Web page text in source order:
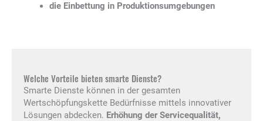
die Einbettung in Produktionsumgebungen
Welche Vorteile bieten smarte Dienste?
Smarte Dienste können in der gesamten
Wertschöpfungskette Bedürfnisse mittels innovativer
Lösungen abdecken. Erhöhung der Servicequalität,